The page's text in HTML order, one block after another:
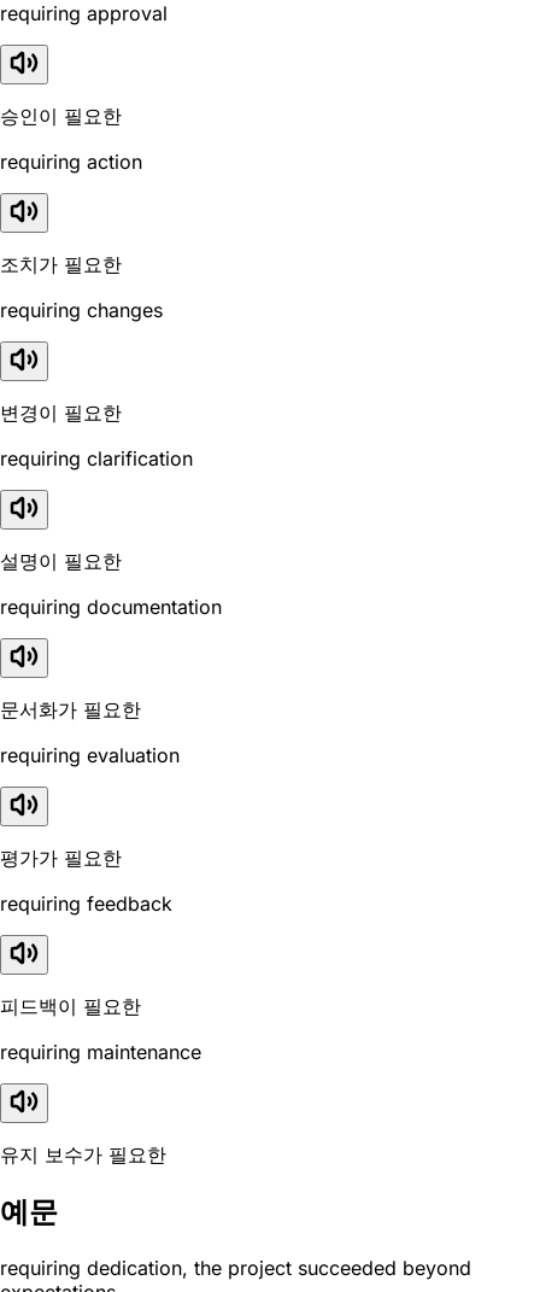
requiring approval
승인이 필요한
requiring action
조치가 필요한
requiring changes
변경이 필요한
requiring clarification
설명이 필요한
requiring documentation
문서화가 필요한
requiring evaluation
평가가 필요한
requiring feedback
피드백이 필요한
requiring maintenance
유지 보수가 필요한
예문
requiring dedication, the project succeeded beyond